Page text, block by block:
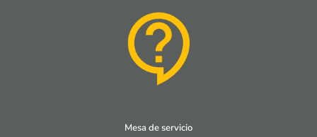
Mesa de servicio